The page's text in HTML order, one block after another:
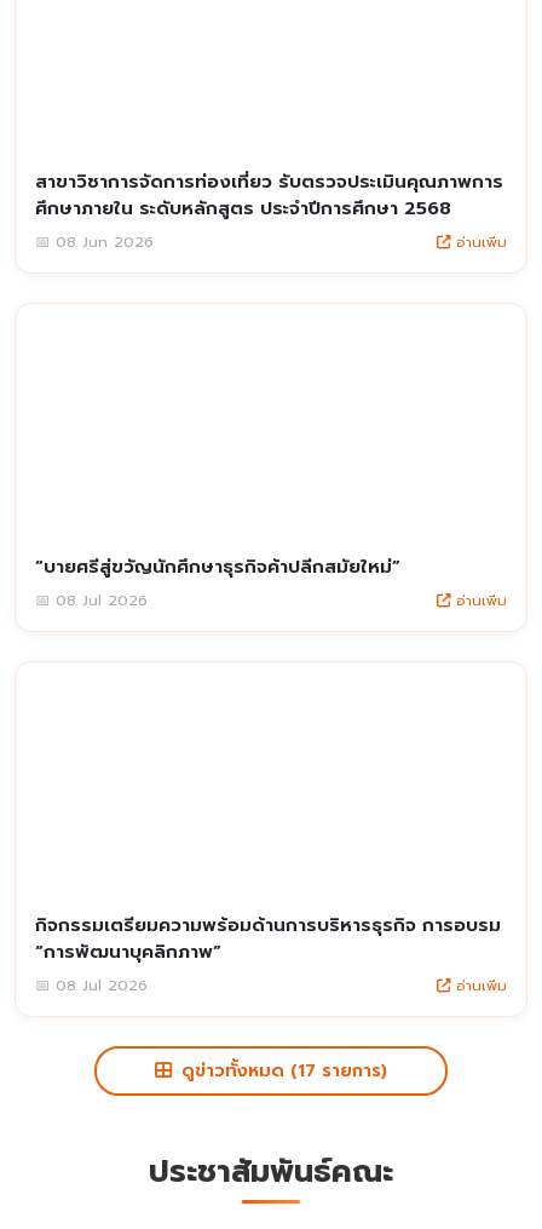
สาขาวิชาการจัดการท่องเที่ยว รับตรวจประเมินคุณภาพการ
ศึกษาภายใน ระดับหลักสูตร ประจำปีการศึกษา 2568
📅 08 Jun 2026 อ่านเพิ่ม
“บายศรีสู่ขวัญนักศึกษาธุรกิจค้าปลีกสมัยใหม่”
📅 08 Jul 2026 อ่านเพิ่ม
กิจกรรมเตรียมความพร้อมด้านการบริหารธุรกิจ การอบรม
“การพัฒนาบุคลิกภาพ”
📅 08 Jul 2026 อ่านเพิ่ม
ดูข่าวทั้งหมด (17 รายการ)
ประชาสัมพันธ์คณะ